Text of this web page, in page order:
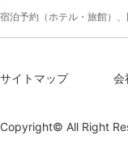
宿泊予約（ホテル・旅館）
サイトマップ 会
Copyright© All Right